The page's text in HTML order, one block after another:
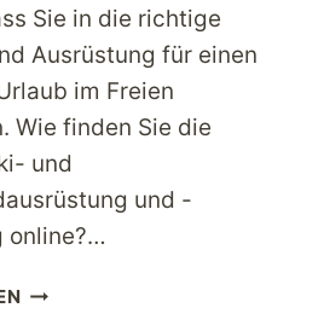
Sie in die richtige
Ausrüstung für einen
im Freien
Wie finden Sie die
und
und -
online?…
INVESTIEREN